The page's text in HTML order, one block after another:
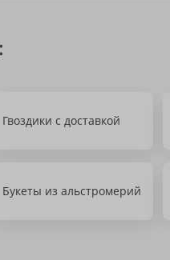
Гвоздики с доставкой
Букеты из альстромерий